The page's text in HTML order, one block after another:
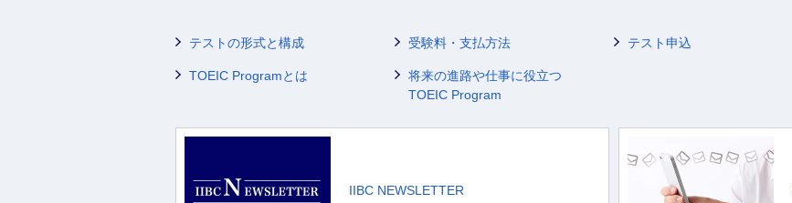
テストの形式と構成 受験料・支払方法 テスト申込
TOEIC Programとは
将来の進路や仕事に役立つ
TOEIC Program
IIBC NEWSLETTER